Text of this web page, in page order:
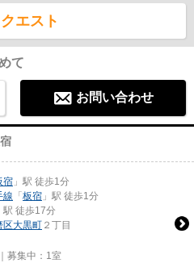
エスト
て
お問い合わせ
宿 」駅 徒歩1分
線 「 板宿 」駅 徒歩1分
駅 徒歩17分
区大黒町 ２丁目
募集中： 1室